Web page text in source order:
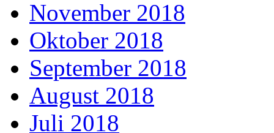
November 2018
Oktober 2018
September 2018
August 2018
Juli 2018